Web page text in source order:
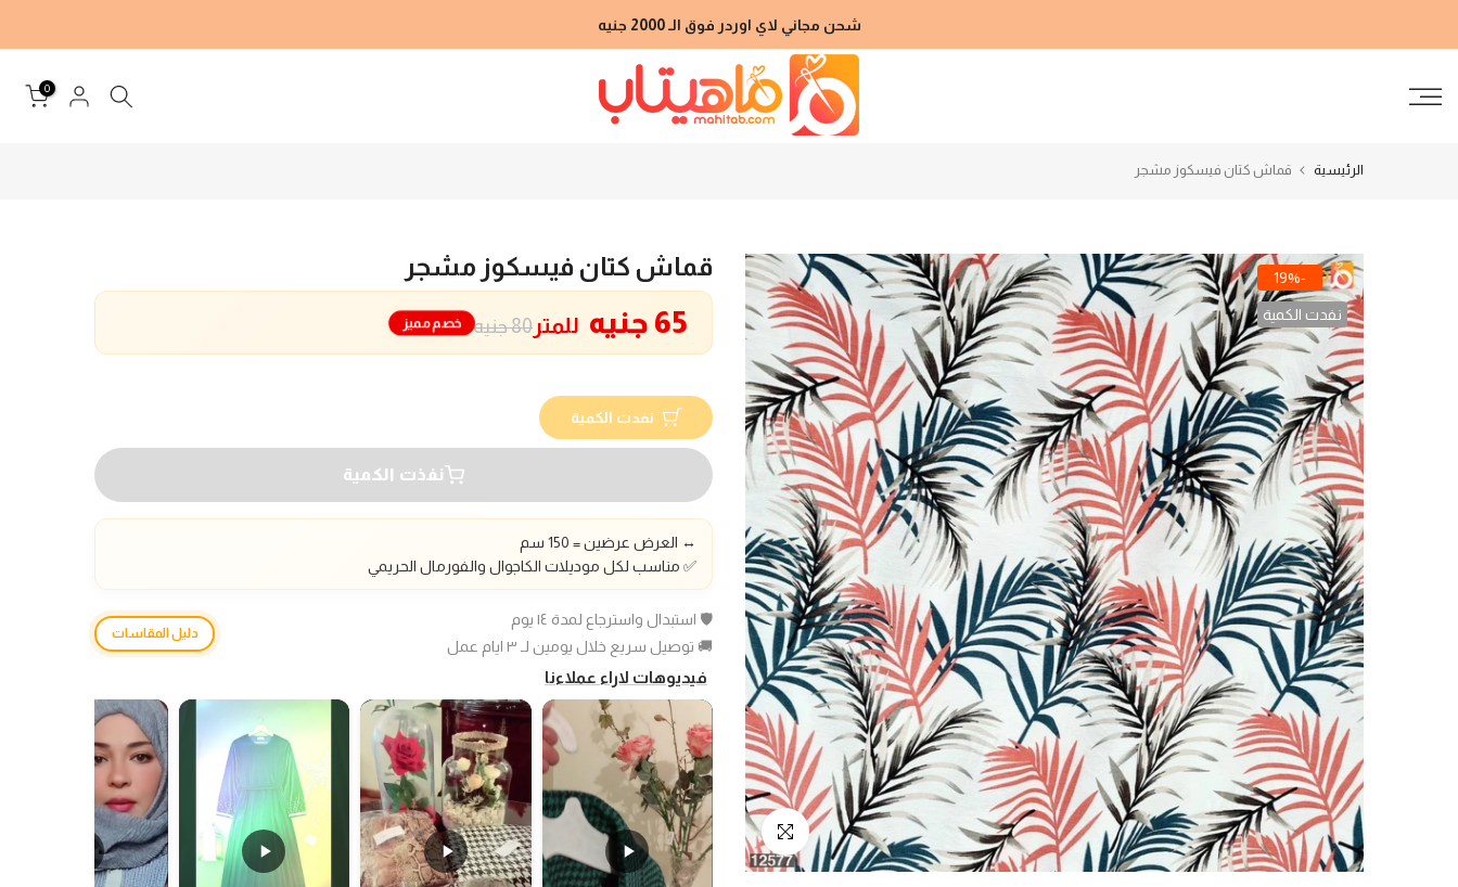
إلى
شحن مجاني لاي اوردر فوق الـ 2000 جنيه
0
الرئيسية قماش كتان فيسكوز مشجر
-19%
نفدت الكمية
انقر للتكبير
قماش كتان فيسكوز مشجر
80 جنيه 65 جنيه للمتر خصم مميز
نفدت الكمية
نفذت الكمية
↔️ العرض عرضين = 150 سم
✅ مناسب لكل موديلات الكاجوال والفورمال الحريمي
🛡️ استبدال واسترجاع لمدة ١٤ يوم
🚚 توصيل سريع خلال يومين لـ ٣ ايام عمل
دليل المقاسات
فيديوهات لاراء عملاءنا